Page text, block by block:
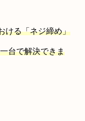
ける「ネジ締め」
台で解決できま